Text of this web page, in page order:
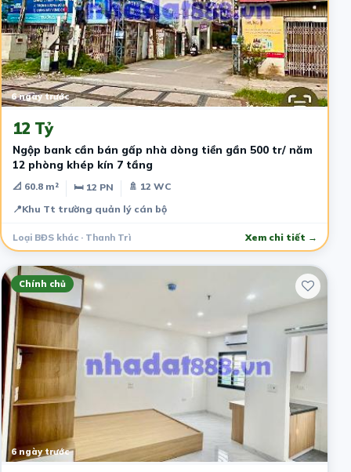
6 ngày trước
12 Tỷ
Ngộp bank cần bán gấp nhà dòng tiền gần 500 tr/ năm
12 phòng khép kín 7 tầng
📐 60.8 m² 🛏 12 PN
🚿 12 WC
📍Khu Tt trường quản lý cán bộ
Loại BĐS khác · Thanh Trì Xem chi tiết →
Chính chủ
6 ngày trước